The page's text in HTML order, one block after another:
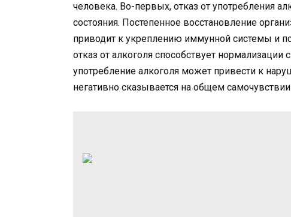
человека. Во-первых, отказ от употребления
состояния. Постепенное восстановление
приводит к укреплению иммунной системы и
отказ от алкоголя способствует
употребление алкоголя может привести к
негативно сказывается на общем